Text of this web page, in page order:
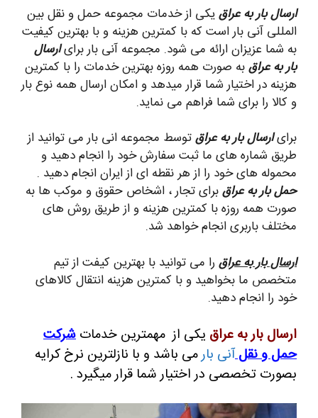
ارسال بار به عراقیکی از خدمات مجموعه حمل و نقل بین
المللی آنی بار است که با کمترین هزینه و با بهترین کیفیت
به شما عزیزان ارائه می شود. مجموعه آنی بار برایارسال
بار به عراقبه صورت همه روزه بهترین خدمات را با کمترین
هزینه در اختیار شما قرار میدهد و امکان ارسال همه نوع بار
و کالا را برای شما فراهم می نماید.
برایارسال بار به عراقتوسط مجموعه انی بار می توانید از
طریق شماره های ما ثبت سفارش خود را انجام دهید و
محموله های خود را از هر نقطه ای از ایران انجام دهید .
حمل بار به عراقبرای تجار ، اشخاص حقوق و موکب ها به
صورت همه روزه با کمترین هزینه و از طریق روش های
مختلف باربری انجام خواهد شد.
ارسال بار به عراق را می توانید با بهترین کیفت از تیم
متخصص ما بخواهید و با کمترین هزینه انتقال کالاهای
خود را انجام دهید.
ارسال بار به عراق یکی از مهمترین خدمات شرکت
حمل و نقلآنی بارمی باشد و با نازلترین نرخ کرایه
بصورت تخصصی در اختیار شما قرار میگیرد .